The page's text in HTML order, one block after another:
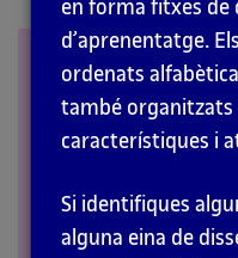
Product
RECURSOS
en forma fitxes de
d’aprenentatge.
ordenats
també organitzats
característiques i
Si identifiques
alguna eina de